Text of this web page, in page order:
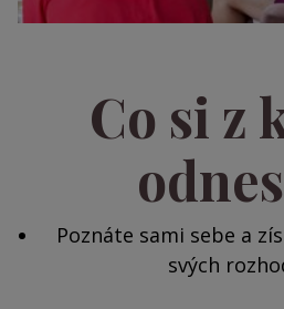
Co si z
Poznáte sami sebe a
svých